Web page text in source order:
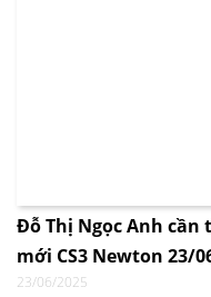
Đỗ Thị Ngọc Anh cần
mới CS3 Newton 23/
23/06/2025